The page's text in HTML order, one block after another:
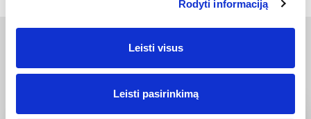
Rodyti informaciją
Leisti visus
Leisti pasirinkimą